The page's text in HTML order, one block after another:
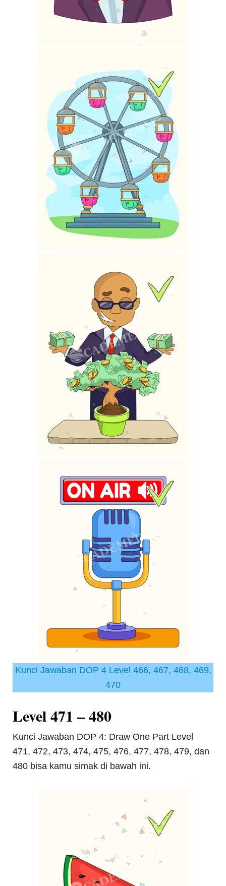
Kunci Jawaban DOP 4 Level 466, 467, 468, 469,
470
Level 471 – 480
Kunci Jawaban DOP 4: Draw One Part Level
471, 472, 473, 474, 475, 476, 477, 478, 479, dan
480 bisa kamu simak di bawah ini.